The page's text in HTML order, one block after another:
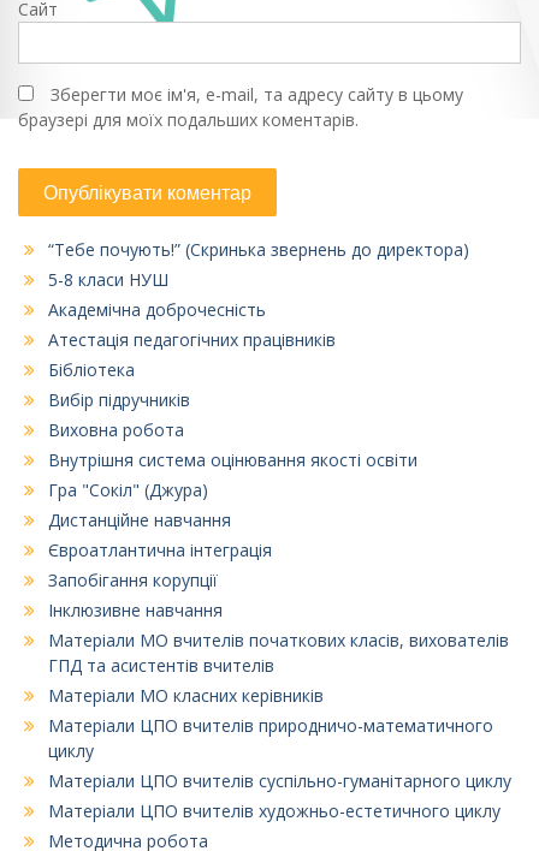
Сайт
Зберегти моє ім'я, e-mail, та адресу сайту в цьому
браузері для моїх подальших коментарів.
“Тебе почують!” (Скринька звернень до директора)
5-8 класи НУШ
Академічна доброчесність
Атестація педагогічних працівників
Бібліотека
Вибір підручників
Виховна робота
Внутрішня система оцінювання якості освіти
Гра "Сокіл" (Джура)
Дистанційне навчання
Євроатлантична інтеграція
Запобігання корупції
Інклюзивне навчання
Матеріали МО вчителів початкових класів, вихователів
ГПД та асистентів вчителів
Матеріали МО класних керівників
Матеріали ЦПО вчителів природничо-математичного
циклу
Матеріали ЦПО вчителів суспільно-гуманітарного циклу
Матеріали ЦПО вчителів художньо-естетичного циклу
Методична робота